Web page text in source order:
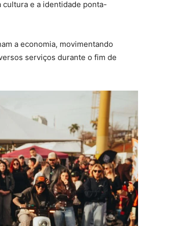
e a identidade ponta-
a economia, movimentando
serviços durante o fim de